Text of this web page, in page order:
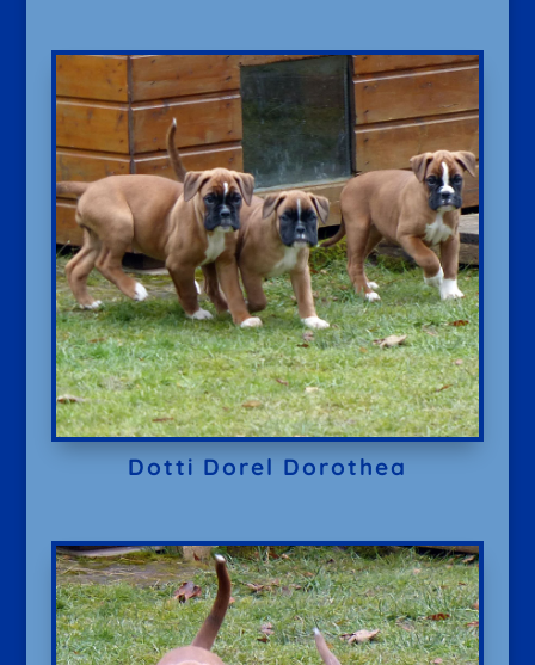
Dotti Dorel Dorothea